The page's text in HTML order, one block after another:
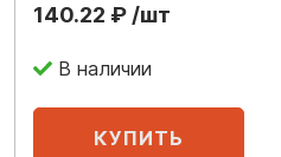
140.22 ₽ /шт
В наличии